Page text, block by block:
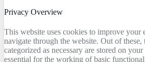
Privacy Overview
This website uses cookies to improve your
navigate through the website. Out of these,
categorized as necessary are stored on
essential for the working of basic